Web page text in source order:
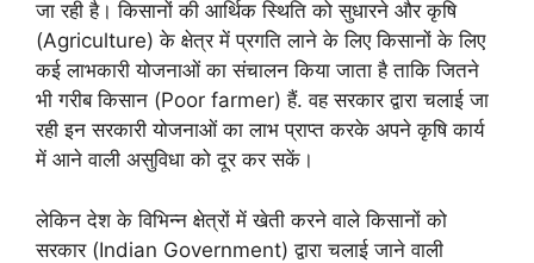
जा रही है। किसानों की आर्थिक स्थिति को सुधारने और कृषि
(Agriculture) के क्षेत्र में प्रगति लाने के लिए किसानों के लिए
कई लाभकारी योजनाओं का संचालन किया जाता है ताकि जितने
भी गरीब किसान (Poor farmer) हैं. वह सरकार द्वारा चलाई जा
रही इन सरकारी योजनाओं का लाभ प्राप्त करके अपने कृषि कार्य
में आने वाली असुविधा को दूर कर सकें।
लेकिन देश के विभिन्न क्षेत्रों में खेती करने वाले किसानों को
सरकार (Indian Government) द्वारा चलाई जाने वाली